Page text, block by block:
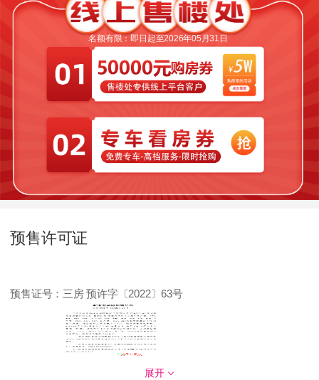
名额有限：即日起至2026年05月31日
预售许可证
预售证号： 三房 预许字〔2022〕63号
展开